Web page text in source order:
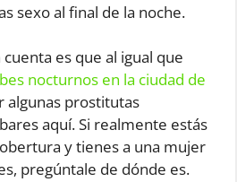
sexo al final de la noche.
es que al igual que
nocturnos en la ciudad de
algunas prostitutas
aquí. Si realmente estás
y tienes a una mujer
pregúntale de dónde es.